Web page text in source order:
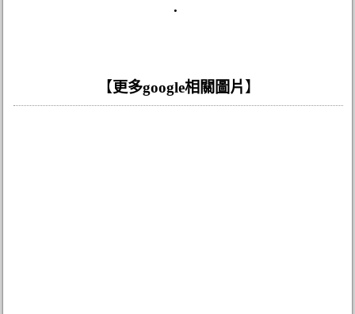
.
【 更多google相關圖片 】